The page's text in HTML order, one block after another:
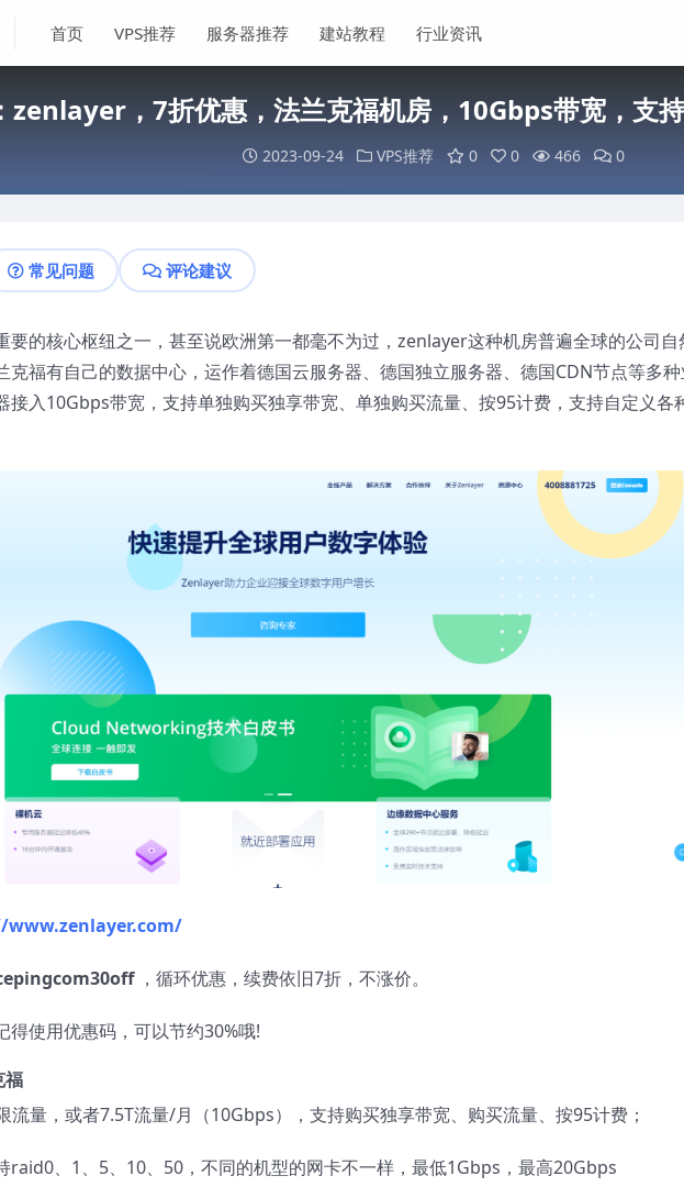
首页 VPS推荐 服务器推荐 建站教程 行业资讯
zenlayer，7折优惠，法兰克福机房，10Gbps带宽，支
2023-09-24 VPS推荐 0 0 466 0
常见问题 评论建议
要的核心枢纽之一，甚至说欧洲第一都毫不为过，zenlayer这种机房普遍全球的公司自
克福有自己的数据中心，运作着德国云服务器、德国独立服务器、德国CDN节点等多种
接入10Gbps带宽，支持单独购买独享带宽、单独购买流量、按95计费，支持自定义各
，循环优惠，续费依旧7折，不涨价。
得使用优惠码，可以节约30%哦!
流量，或者7.5T流量/月（10Gbps），支持购买独享带宽、购买流量、按95计费；
raid0、1、5、10、50，不同的机型的网卡不一样，最低1Gbps，最高20Gbps